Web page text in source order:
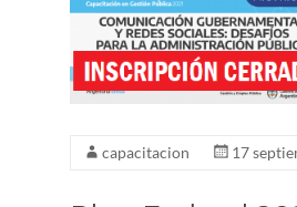
capacitacion 17